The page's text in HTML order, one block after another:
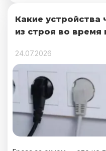
Какие устройства
из строя во время
24.07.2026